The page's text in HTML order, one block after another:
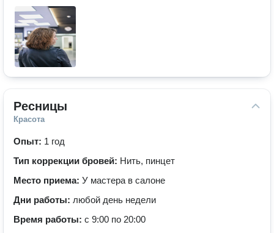
Ресницы
Красота
Опыт: 1 год
Тип коррекции бровей: Нить, пинцет
Место приема: У мастера в салоне
Дни работы: любой день недели
Время работы: с 9:00 по 20:00